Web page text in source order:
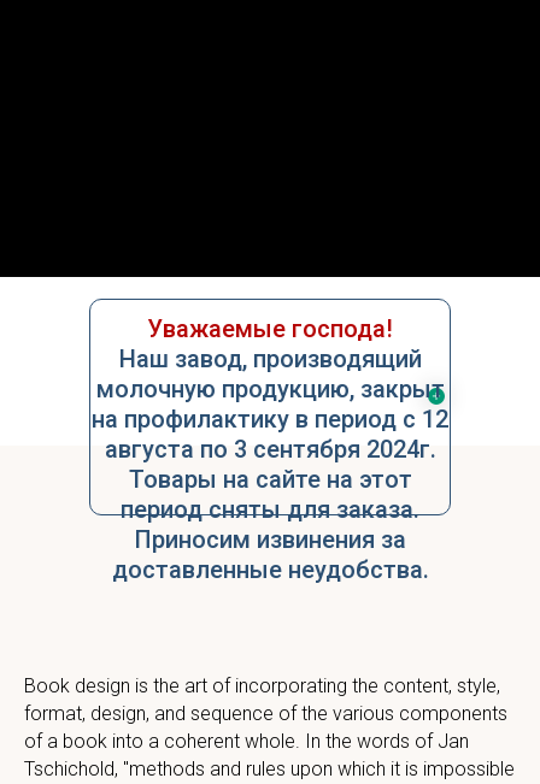
Уважаемые господа!
Наш завод, производящий
молочную продукцию, закрыт
на профилактику в период с 12
августа по 3 сентября 2024г.
Товары на сайте на этот
период сняты для заказа.
Приносим извинения за
доставленные неудобства.
Book design is the art of incorporating the content, style,
format, design, and sequence of the various components
of a book into a coherent whole. In the words of Jan
Tschichold, "methods and rules upon which it is impossible